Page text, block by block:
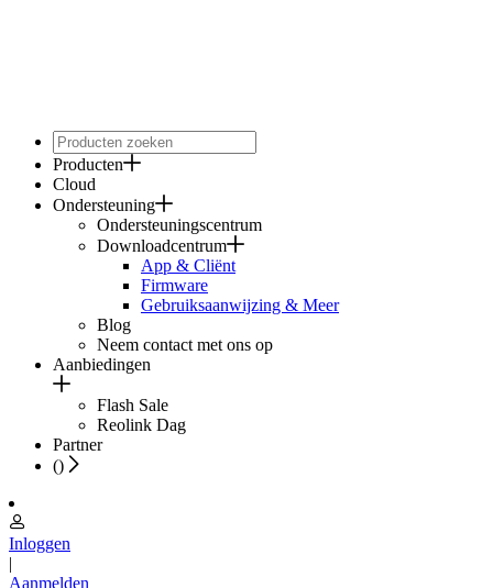
Producten
Cloud
Ondersteuning
Ondersteuningscentrum
Downloadcentrum
App & Cliënt
Firmware
Gebruiksaanwijzing & Meer
Blog
Neem contact met ons op
Aanbiedingen
Flash Sale
Reolink Dag
Partner
()
Inloggen
|
Aanmelden